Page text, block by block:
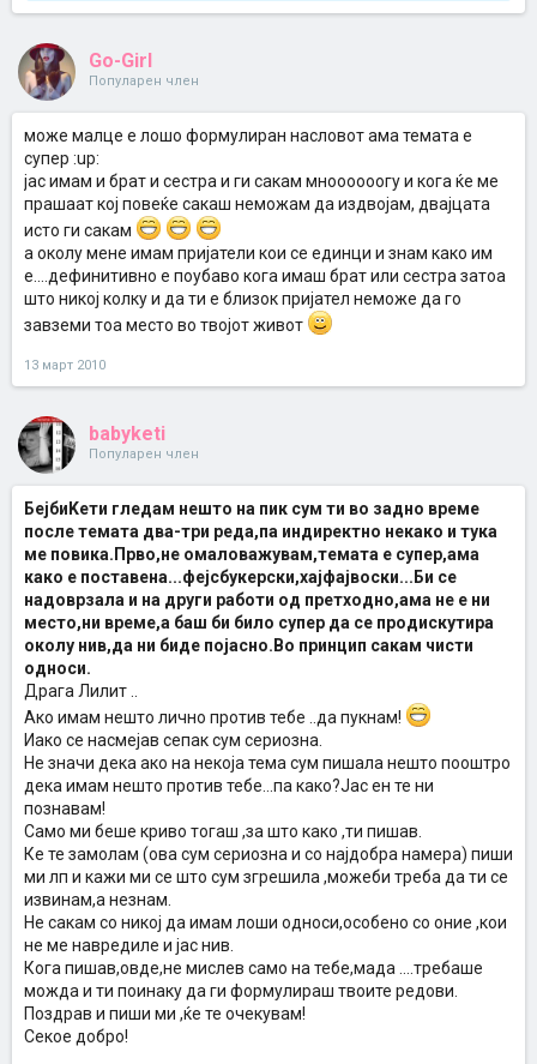
Go-Girl
Популарен член
може малце е лошо формулиран насловот ама темата е
супер :up:
јас имам и брат и сестра и ги сакам мноооооогу и кога ќе ме
прашаат кој повеќе сакаш неможам да издвојам, двајцата
исто ги сакам
а околу мене имам пријатели кои се единци и знам како им
е....дефинитивно е поубаво кога имаш брат или сестра затоа
што никој колку и да ти е близок пријател неможе да го
завземи тоа место во твојот живот
13 март 2010
babyketi
Популарен член
БејбиKети гледам нешто на пик сум ти во задно време
после темата два-три реда,па индиректно некако и тука
ме повика.Прво,не омаловажувам,темата е супер,ама
како е поставена...фејсбукерски,хајфајвоски...Би се
надоврзала и на други работи од претходно,ама не е ни
место,ни време,а баш би било супер да се продискутира
околу нив,да ни биде појасно.Во принцип сакам чисти
односи.
Драга Лилит ..
Ако имам нешто лично против тебе ..да пукнам!
Иако се насмејав сепак сум сериозна.
Не значи дека ако на некоја тема сум пишала нешто пооштро
дека имам нешто против тебе...па како?Јас ен те ни
познавам!
Само ми беше криво тогаш ,за што како ,ти пишав.
Ке те замолам (ова сум сериозна и со најдобра намера) пиши
ми лп и кажи ми се што сум згрешила ,можеби треба да ти се
извинам,а незнам.
Не сакам со никој да имам лоши односи,особено со оние ,кои
не ме навредиле и јас нив.
Кога пишав,овде,не мислев само на тебе,мада ....требаше
можда и ти поинаку да ги формулираш твоите редови.
Поздрав и пиши ми ,ќе те очекувам!
Секое добро!